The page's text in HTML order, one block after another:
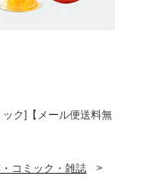
ック]【メール便送料無
コミック・雑誌
>